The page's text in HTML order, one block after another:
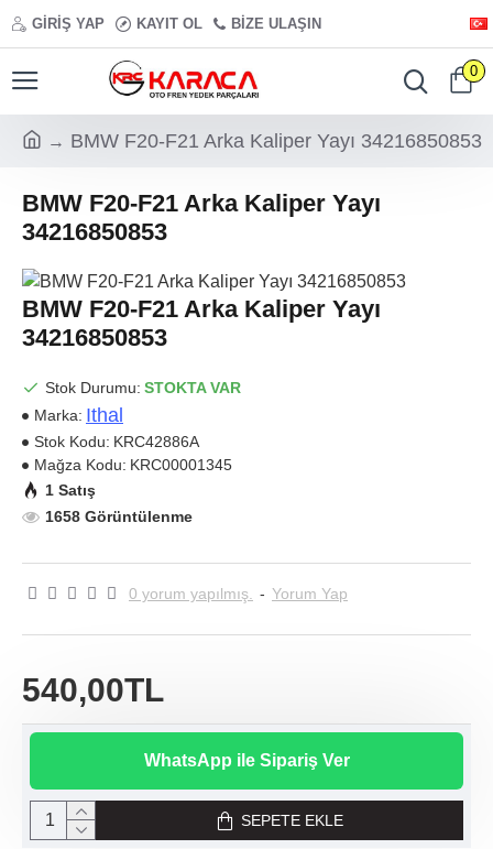
GIRIŞ YAP KAYIT OL BIZE ULAŞIN
0
BMW F20-F21 Arka Kaliper Yayı 34216850853
BMW F20-F21 Arka Kaliper Yayı
34216850853
BMW F20-F21 Arka Kaliper Yayı
34216850853
Stok Durumu: STOKTA VAR
Marka: Ithal
Stok Kodu: KRC42886A
Mağza Kodu: KRC00001345
1 Satış
1658 Görüntülenme
0 yorum yapılmış. - Yorum Yap
540,00TL
WhatsApp ile Sipariş Ver
SEPETE EKLE